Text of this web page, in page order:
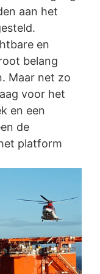
aan het
en
belang
Maar net zo
voor het
en een
de
platform
door Google
link te
die de
bij een
treft u aan in
van
600424
gesloten
en wij
van de
in hun